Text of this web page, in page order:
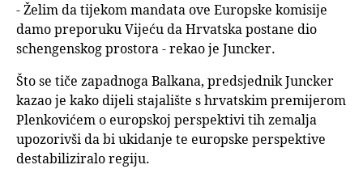
- Želim da tijekom mandata ove Europske komisije
damo preporuku Vijeću da Hrvatska postane dio
schengenskog prostora - rekao je Juncker.
Što se tiče zapadnoga Balkana, predsjednik Juncker
kazao je kako dijeli stajalište s hrvatskim premijerom
Plenkovićem o europskoj perspektivi tih zemalja
upozorivši da bi ukidanje te europske perspektive
destabiliziralo regiju.